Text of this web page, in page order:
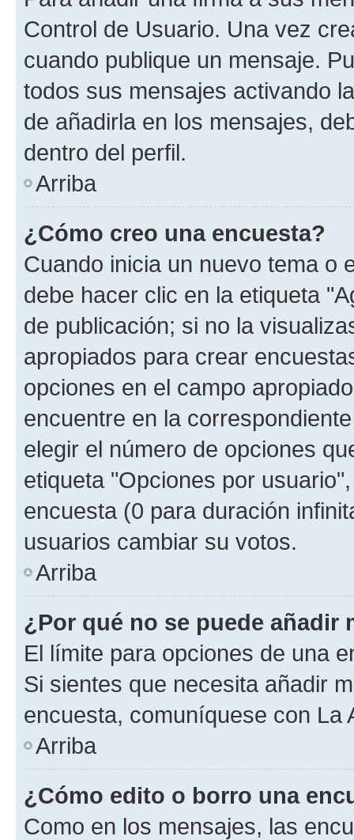
Control de Usuario. Una vez
cuando publique un mensaje.
todos sus mensajes activando
de añadirla en los mensajes,
dentro del perfil.
Arriba
¿Cómo creo una encuesta?
Cuando inicia un nuevo tema o
debe hacer clic en la etiqueta
de publicación; si no la
apropiados para crear
opciones en el campo
encuentre en la
elegir el número de opciones
etiqueta "Opciones por
encuesta (0 para duración
usuarios cambiar su votos.
Arriba
¿Por qué no se puede añadir
El límite para opciones de una
Si sientes que necesita añadir
encuesta, comuníquese con La
Arriba
¿Cómo edito o borro una
Como en los mensajes, las